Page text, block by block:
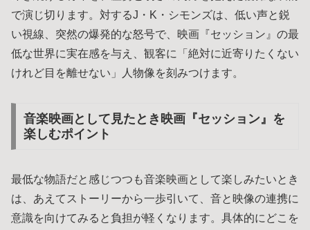
で演じ切ります。対するJ・K・シモンズは、低い声と鋭
い視線、突然の爆発的な怒号で、映画『セッション』の最
低な世界に実在感を与え、観客に「絶対に近寄りたくない
けれど目を離せない」人物像を刻みつけます。
音楽映画として見たとき映画『セッション』を
楽しむポイント
最低な物語だと感じつつも音楽映画として楽しみたいとき
は、あえてストーリーから一歩引いて、音と映像の連携に
意識を向けてみると負担が軽くなります。具体的にどこを